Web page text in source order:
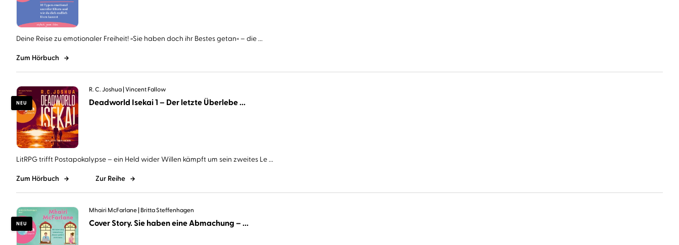
Deine Reise zu emotionaler Freiheit! »Sie haben doch ihr Bestes getan« – die ...
Zum Hörbuch
NEU
R. C. Joshua Vincent Fallow
Deadworld Isekai 1 – Der letzte Überlebe ...
LitRPG trifft Postapokalypse – ein Held wider Willen kämpft um sein zweites Le ...
Zum Hörbuch Zur Reihe
NEU
Mhairi McFarlane Britta Steffenhagen
Cover Story. Sie haben eine Abmachung – ...